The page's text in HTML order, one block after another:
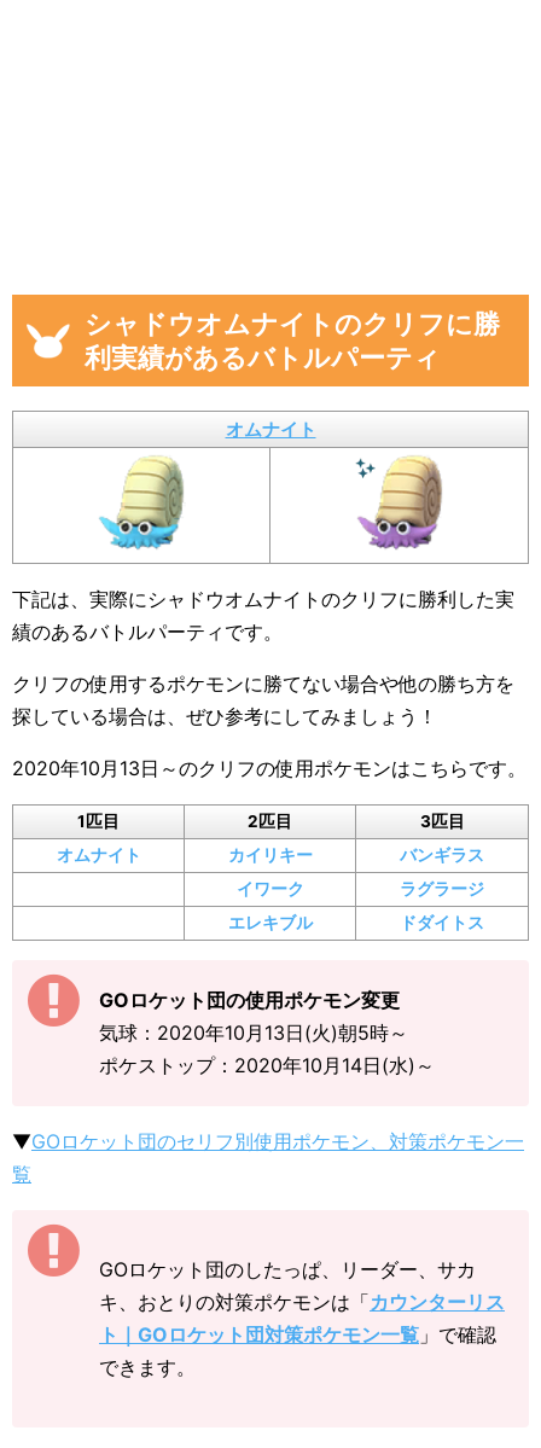
シャドウオムナイトのクリフに勝
利実績があるバトルパーティ
オムナイト
下記は、実際にシャドウオムナイトのクリフに勝利した実
績のあるバトルパーティです。
クリフの使用するポケモンに勝てない場合や他の勝ち方を
探している場合は、ぜひ参考にしてみましょう！
2020年10月13日～のクリフの使用ポケモンはこちらです。
1匹目 2匹目
3匹目
オムナイト
カイリキー
バンギラス
イワーク
ラグラージ
エレキブル
ドダイトス
GOロケット団の使用ポケモン変更
気球：2020年10月13日(火)朝5時～
ポケストップ：2020年10月14日(水)～
▼GOロケット団のセリフ別使用ポケモン、対策ポケモン一
覧
GOロケット団のしたっぱ、リーダー、サカ
キ、おとりの対策ポケモンは「カウンターリス
ト｜GOロケット団対策ポケモン一覧 」で確認
できます。